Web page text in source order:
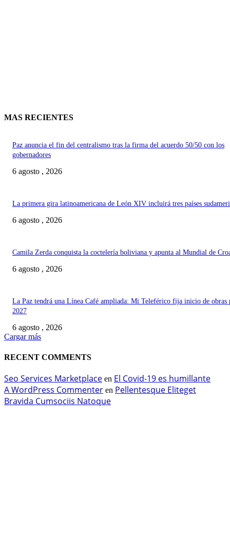
MAS RECIENTES
Paz anuncia el fin del centralismo tras la firma del acuerdo 50/50 con los
gobernadores
6 agosto , 2026
La primera gira latinoamericana de León XIV incluirá tres países
6 agosto , 2026
Camila Zerda conquista la coctelería boliviana y apunta al Mundial de
6 agosto , 2026
La Paz tendrá una Línea Café ampliada: Mi Teleférico fija inicio de obras
2027
6 agosto , 2026
Cargar más
RECENT COMMENTS
Seo Services Marketplace en El Covid-19 es humillante
A WordPress Commenter en Pellentesque Eliteget
Bravida Cumsociis Natoque